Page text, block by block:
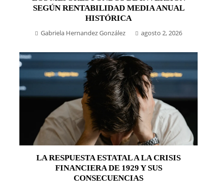
SEGÚN RENTABILIDAD MEDIA ANUAL
HISTÓRICA
Gabriela Hernandez González agosto 2, 2026
LA RESPUESTA ESTATAL A LA CRISIS
FINANCIERA DE 1929 Y SUS
CONSECUENCIAS